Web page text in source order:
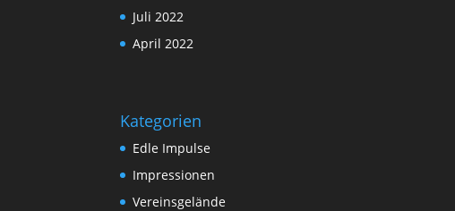
Juli 2022
April 2022
Kategorien
Edle Impulse
Impressionen
Vereinsgelände